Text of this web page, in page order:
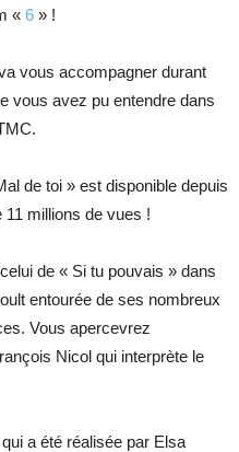
« 6 » !
vous accompagner durant
vous avez pu entendre dans
de toi » est disponible depuis
11 millions de vues !
de « Si tu pouvais » dans
entourée de ses nombreux
Vous apercevrez
Nicol qui interprète le
a été réalisée par Elsa